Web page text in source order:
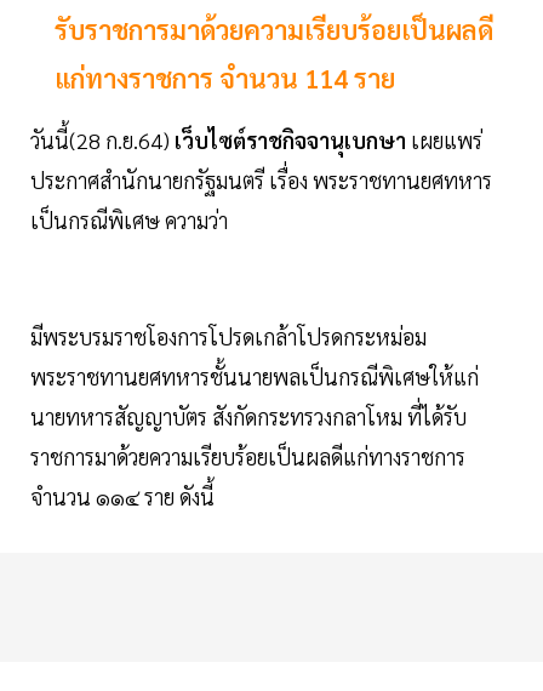
รับราชการมาด้วยความเรียบร้อยเป็นผลดี
แก่ทางราชการ จำนวน 114 ราย
วันนี้(28 ก.ย.64) เว็บไซต์ราชกิจจานุเบกษา เผยแพร่
ประกาศสำนักนายกรัฐมนตรี เรื่อง พระราชทานยศทหาร
เป็นกรณีพิเศษ ความว่า
มีพระบรมราชโองการโปรดเกล้าโปรดกระหม่อม
พระราชทานยศทหารชั้นนายพลเป็นกรณีพิเศษให้แก่
นายทหารสัญญาบัตร สังกัดกระทรวงกลาโหม ที่ได้รับ
ราชการมาด้วยความเรียบร้อยเป็นผลดีแก่ทางราชการ
จำนวน ๑๑๔ ราย ดังนี้